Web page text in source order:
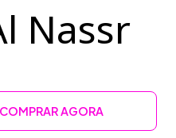
Nassr
COMPRAR AGORA